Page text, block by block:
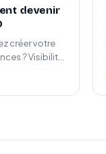
devenir
créer votre
? Visibilité